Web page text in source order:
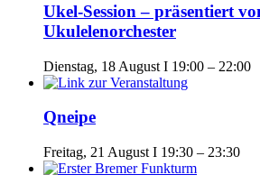
Ukel-Session – präsentiert
Ukulelenorchester
Dienstag, 18 August I 19:00 – 22:00
Qneipe
Freitag, 21 August I 19:30 – 23:30